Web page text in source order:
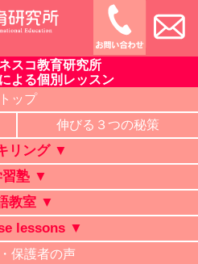
鹿・菊池・合志・植木で大評判
室・タイ語教室・リスキリング
有利な英語を中心に「合格請負
ン。ビジネス英語、企業研修。
庭教師も対応。
スコ教育研究所
よる個別レッスン
トップ
伸びる３つの秘策
リング ▼
習塾 ▼
教室 ▼
lessons ▼
保護者の声